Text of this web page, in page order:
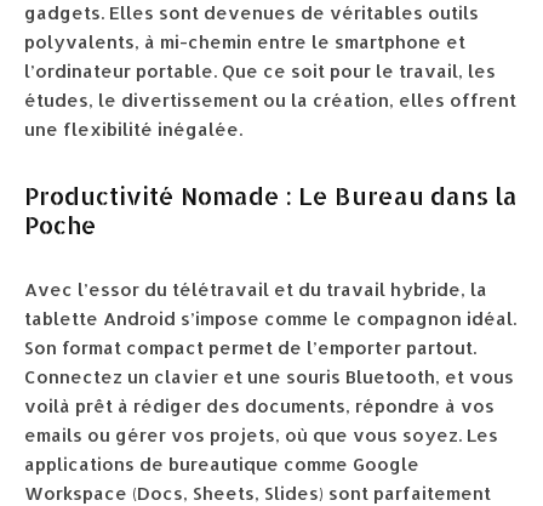
gadgets. Elles sont devenues de véritables outils
polyvalents, à mi-chemin entre le smartphone et
l’ordinateur portable. Que ce soit pour le travail, les
études, le divertissement ou la création, elles offrent
une flexibilité inégalée.
Productivité Nomade : Le Bureau dans la
Poche
Avec l’essor du télétravail et du travail hybride, la
tablette Android s’impose comme le compagnon idéal.
Son format compact permet de l’emporter partout.
Connectez un clavier et une souris Bluetooth, et vous
voilà prêt à rédiger des documents, répondre à vos
emails ou gérer vos projets, où que vous soyez. Les
applications de bureautique comme Google
Workspace (Docs, Sheets, Slides) sont parfaitement